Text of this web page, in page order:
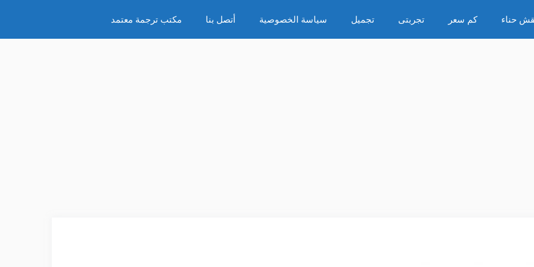
حناء كم سعر تجربتى تجميل سياسة الخصوصية أتصل بنا مكتب ترجمة معتمد